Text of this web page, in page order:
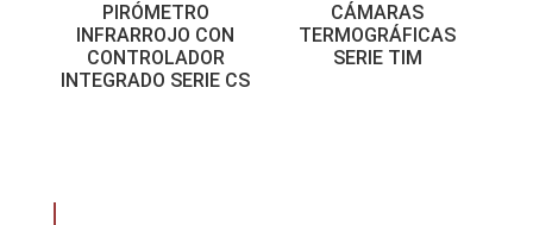
PIRÓMETRO
INFRARROJO CON
CONTROLADOR
INTEGRADO SERIE CS
CÁMARAS
TERMOGRÁFICAS
SERIE TIM